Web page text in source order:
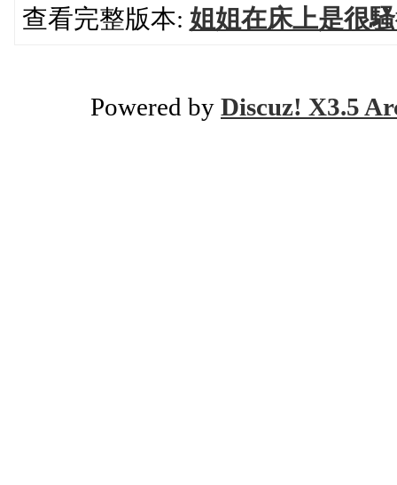
查看完整版本: 姐姐在床上是很
Powered by Discuz! X3.5